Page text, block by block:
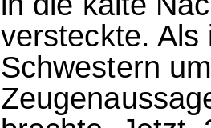
versteckte.
Schwestern